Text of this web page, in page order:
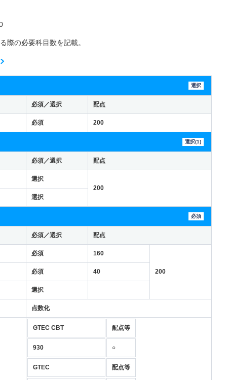
際の必要科目数を記載。
選択
必須／選択 配点
必須 200
選択(1)
必須／選択 配点
選択
200
選択
必須
必須／選択 配点
必須 160
200
必須 40
選択
点数化
GTEC CBT 配点等
930 ○
GTEC 配点等